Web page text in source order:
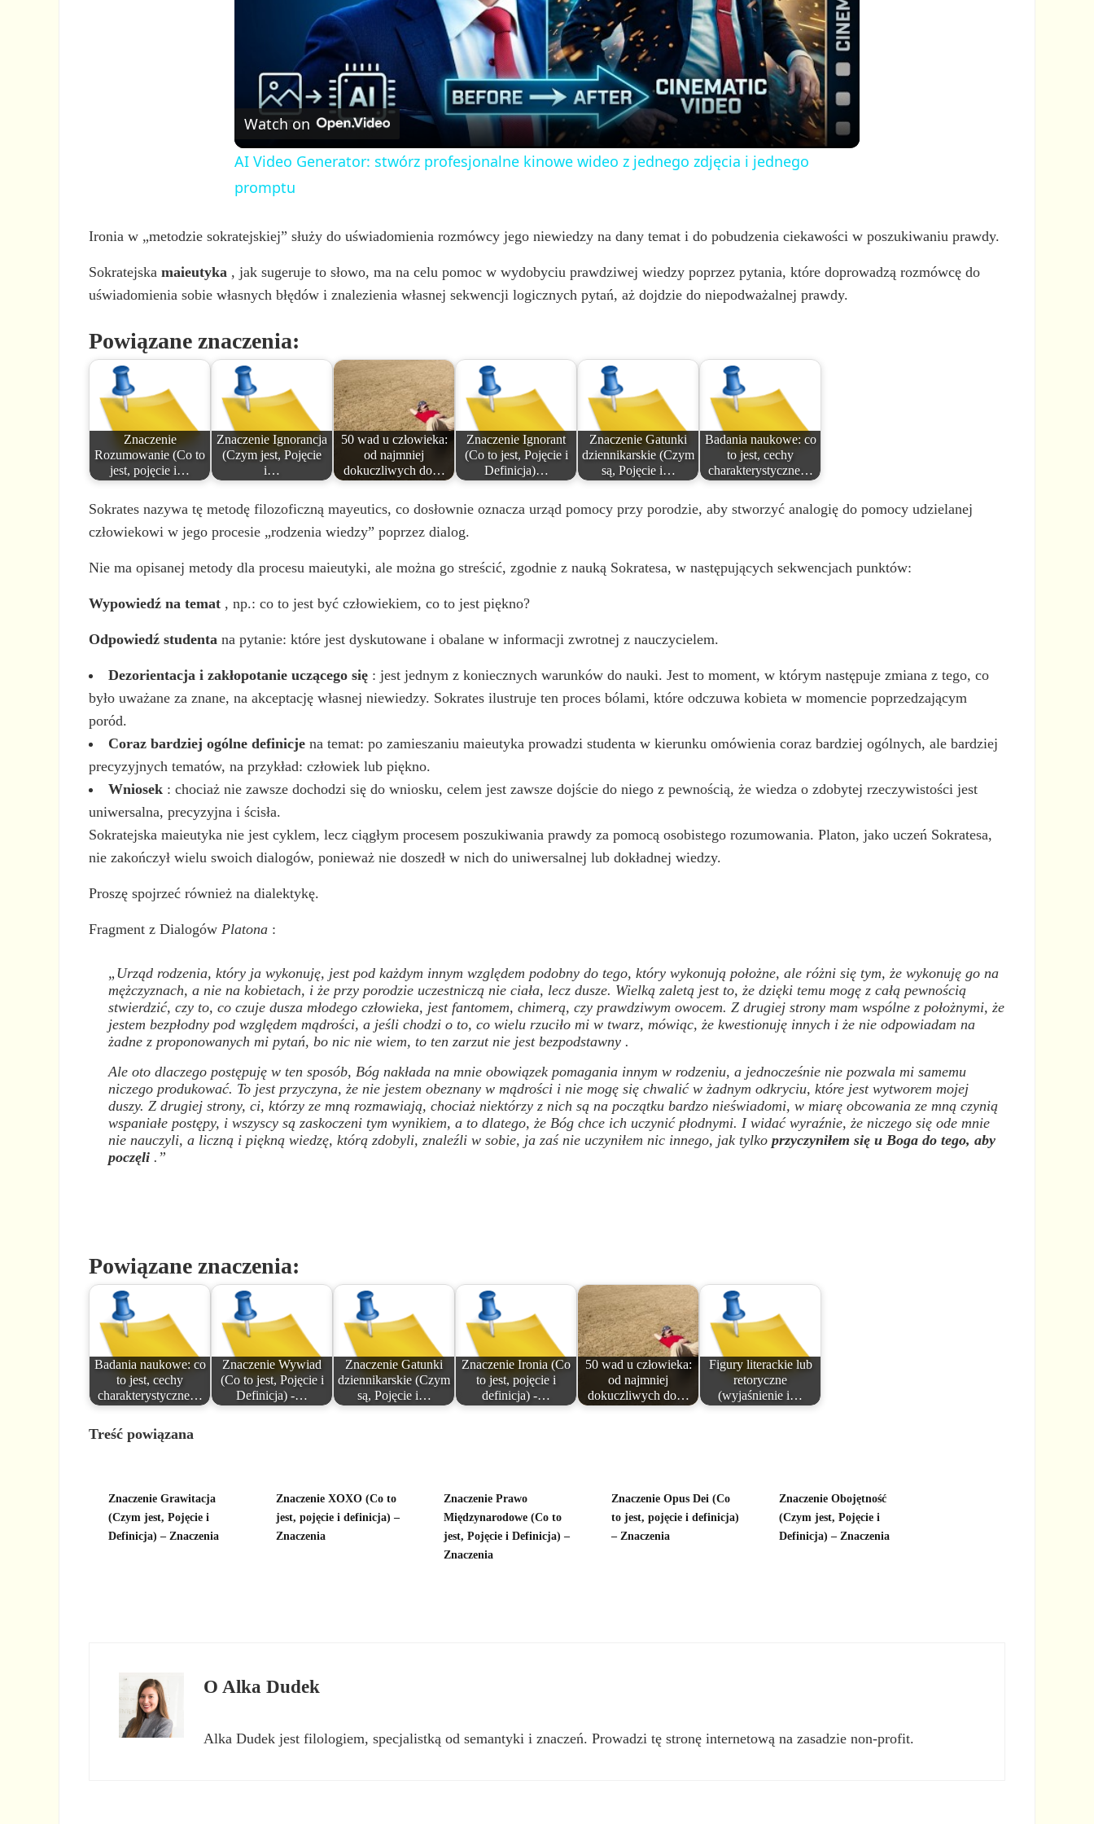
l
a
y
i
d
Watch on
AI Video Generator: stwórz profesjonalne kinowe wideo z jednego zdjęcia i jednego
promptu
Ironia w „metodzie sokratejskiej” służy do uświadomienia rozmówcy jego niewiedzy na dany temat i do pobudzenia ciekawości w poszukiwaniu prawdy.
Sokratejskamaieutyka , jak sugeruje to słowo, ma na celu pomoc w wydobyciu prawdziwej wiedzy poprzez pytania, które doprowadzą rozmówcę do
uświadomienia sobie własnych błędów i znalezienia własnej sekwencji logicznych pytań, aż dojdzie do niepodważalnej prawdy.
Powiązane znaczenia:
Znaczenie
Rozumowanie (Co to
jest, pojęcie i…
Znaczenie Ignorancja
(Czym jest, Pojęcie
i…
50 wad u człowieka:
od najmniej
dokuczliwych do…
Znaczenie Ignorant
(Co to jest, Pojęcie i
Definicja)…
Znaczenie Gatunki
dziennikarskie (Czym
są, Pojęcie i…
Badania naukowe: co
to jest, cechy
charakterystyczne…
Sokrates nazywa tę metodę filozoficzną mayeutics, co dosłownie oznacza urząd pomocy przy porodzie, aby stworzyć analogię do pomocy udzielanej
człowiekowi w jego procesie „rodzenia wiedzy” poprzez dialog.
Nie ma opisanej metody dla procesu maieutyki, ale można go streścić, zgodnie z nauką Sokratesa, w następujących sekwencjach punktów:
Wypowiedź na temat , np.: co to jest być człowiekiem, co to jest piękno?
Odpowiedź studenta na pytanie: które jest dyskutowane i obalane w informacji zwrotnej z nauczycielem.
Dezorientacja i zakłopotanie uczącego się : jest jednym z koniecznych warunków do nauki. Jest to moment, w którym następuje zmiana z tego, co
było uważane za znane, na akceptację własnej niewiedzy. Sokrates ilustruje ten proces bólami, które odczuwa kobieta w momencie poprzedzającym
poród.
Coraz bardziej ogólne definicje na temat: po zamieszaniu maieutyka prowadzi studenta w kierunku omówienia coraz bardziej ogólnych, ale bardziej
precyzyjnych tematów, na przykład: człowiek lub piękno.
Wniosek : chociaż nie zawsze dochodzi się do wniosku, celem jest zawsze dojście do niego z pewnością, że wiedza o zdobytej rzeczywistości jest
uniwersalna, precyzyjna i ścisła.
Sokratejska maieutyka nie jest cyklem, lecz ciągłym procesem poszukiwania prawdy za pomocą osobistego rozumowania. Platon, jako uczeń Sokratesa,
nie zakończył wielu swoich dialogów, ponieważ nie doszedł w nich do uniwersalnej lub dokładnej wiedzy.
Proszę spojrzeć również na dialektykę.
Fragment z Dialogów Platona :
„Urząd rodzenia, który ja wykonuję, jest pod każdym innym względem podobny do tego, który wykonują położne, ale różni się tym, że wykonuję go na
mężczyznach, a nie na kobietach, i że przy porodzie uczestniczą nie ciała, lecz dusze. Wielką zaletą jest to, że dzięki temu mogę z całą pewnością
stwierdzić, czy to, co czuje dusza młodego człowieka, jest fantomem, chimerą, czy prawdziwym owocem. Z drugiej strony mam wspólne z położnymi, że
jestem bezpłodny pod względem mądrości, a jeśli chodzi o to, co wielu rzuciło mi w twarz, mówiąc, że kwestionuję innych i że nie odpowiadam na
żadne z proponowanych mi pytań, bo nic nie wiem, to ten zarzut nie jest bezpodstawny .
Ale oto dlaczego postępuję w ten sposób, Bóg nakłada na mnie obowiązek pomagania innym w rodzeniu, a jednocześnie nie pozwala mi samemu
niczego produkować. To jest przyczyna, że nie jestem obeznany w mądrości i nie mogę się chwalić w żadnym odkryciu, które jest wytworem mojej
duszy. Z drugiej strony, ci, którzy ze mną rozmawiają, chociaż niektórzy z nich są na początku bardzo nieświadomi, w miarę obcowania ze mną czynią
wspaniałe postępy, i wszyscy są zaskoczeni tym wynikiem, a to dlatego, że Bóg chce ich uczynić płodnymi. I widać wyraźnie, że niczego się ode mnie
nie nauczyli, a liczną i piękną wiedzę, którą zdobyli, znaleźli w sobie, ja zaś nie uczyniłem nic innego, jak tylkoprzyczyniłem się u Boga do tego, aby
poczęli .”
Powiązane znaczenia:
Badania naukowe: co
to jest, cechy
charakterystyczne…
Znaczenie Wywiad
(Co to jest, Pojęcie i
Definicja) -…
Znaczenie Gatunki
dziennikarskie (Czym
są, Pojęcie i…
Znaczenie Ironia (Co
to jest, pojęcie i
definicja) -…
50 wad u człowieka:
od najmniej
dokuczliwych do…
Figury literackie lub
retoryczne
(wyjaśnienie i…
Treść powiązana
Znaczenie Grawitacja
(Czym jest, Pojęcie i
Definicja) – Znaczenia
Znaczenie XOXO (Co to
jest, pojęcie i definicja) –
Znaczenia
Znaczenie Prawo
Międzynarodowe (Co to
jest, Pojęcie i Definicja) –
Znaczenia
Znaczenie Opus Dei (Co
to jest, pojęcie i definicja)
– Znaczenia
Znaczenie Obojętność
(Czym jest, Pojęcie i
Definicja) – Znaczenia
OAlka Dudek
Alka Dudek jest filologiem, specjalistką od semantyki i znaczeń. Prowadzi tę stronę internetową na zasadzie non-profit.